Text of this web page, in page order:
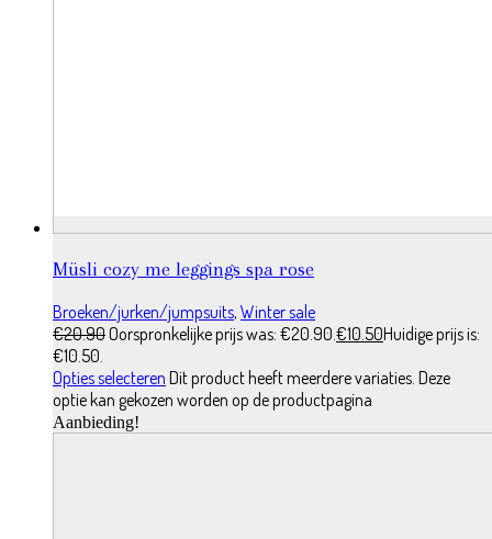
Müsli cozy me leggings spa rose
Broeken/jurken/jumpsuits, Winter sale
€20.90Oorspronkelijke prijs was: €20.90.€10.50Huidige prijs is:
€10.50.
Opties selecteren Dit product heeft meerdere variaties. Deze
optie kan gekozen worden op de productpagina
Aanbieding!